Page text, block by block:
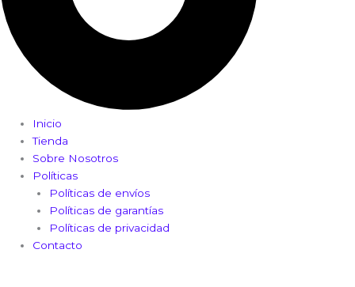
Inicio
Tienda
Sobre Nosotros
Políticas
Políticas de envíos
Políticas de garantías
Políticas de privacidad
Contacto